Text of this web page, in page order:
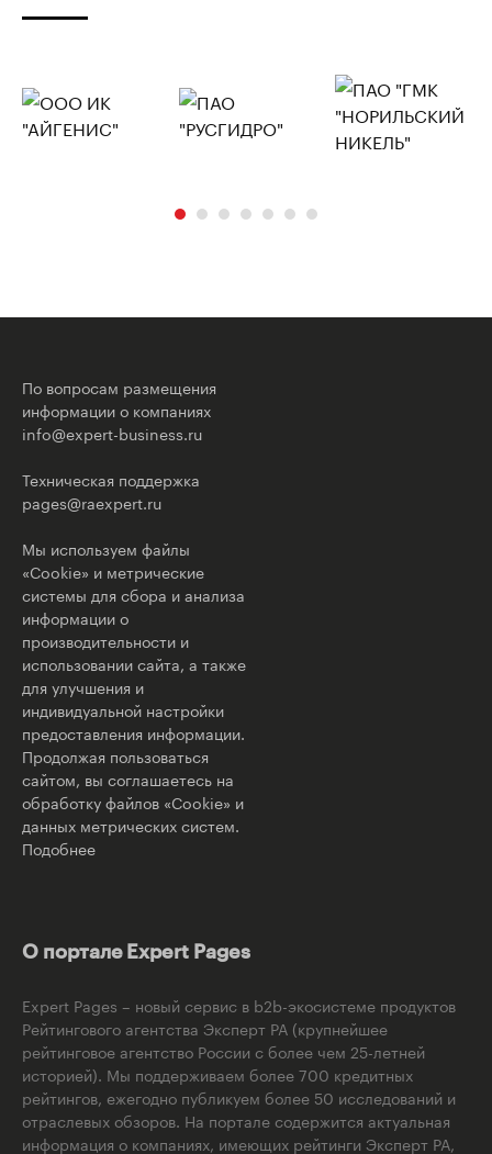
По вопросам размещения
информации о компаниях
info@expert-business.ru
Техническая поддержка
pages@raexpert.ru
Мы используем файлы
«Cookie» и метрические
системы для сбора и анализа
информации о
производительности и
использовании сайта, а также
для улучшения и
индивидуальной настройки
предоставления информации.
Продолжая пользоваться
сайтом, вы соглашаетесь на
обработку файлов «Cookie» и
данных метрических систем.
Подобнее
О портале Expert Pages
Expert Pages – новый сервис в b2b-экосистеме продуктов
Рейтингового агентства Эксперт РА (крупнейшее
рейтинговое агентство России с более чем 25-летней
историей). Мы поддерживаем более 700 кредитных
рейтингов, ежегодно публикуем более 50 исследований и
отраслевых обзоров. На портале содержится актуальная
информация о компаниях, имеющих рейтинги Эксперт РА,